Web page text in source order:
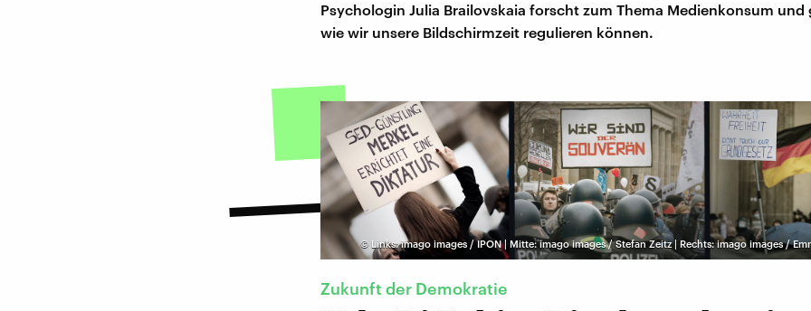
Psychologin Julia Brailovskaia forscht zum Thema Medienkonsum und
wie wir unsere Bildschirmzeit regulieren können.
© Links: imago images / IPON | Mitte: imago images / Stefan Zeitz | Rechts: imago images /
Zukunft der Demokratie